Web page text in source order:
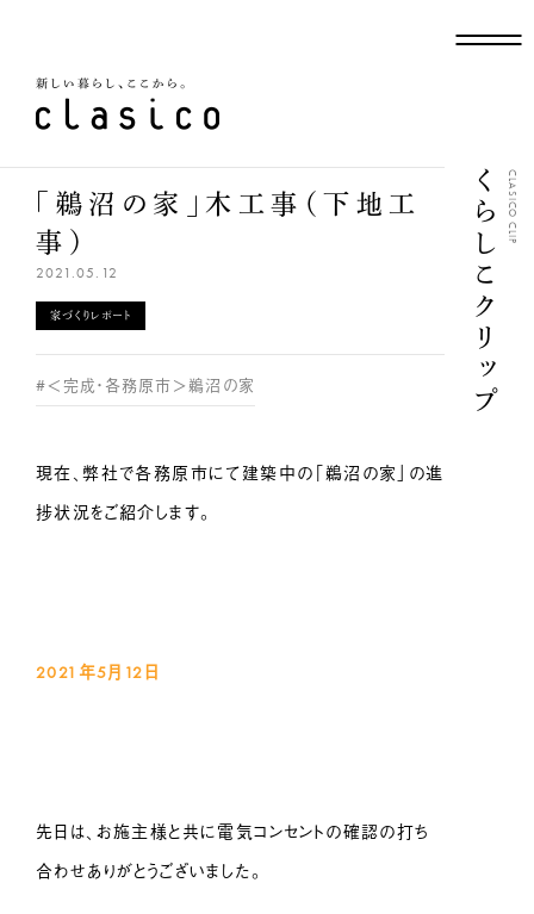
くらしこクリップCLASICO CLIP
「鵜沼の家」木工事（下地工
事）
2021.05.12
家づくりレポート
#＜完成・各務原市＞鵜沼の家
現在、弊社で各務原市にて建築中の「鵜沼の家」の進
捗状況をご紹介します。
2021年5月12 日
先日は、お施主様と共に電気コンセントの確認の打ち
合わせありがとうございました。